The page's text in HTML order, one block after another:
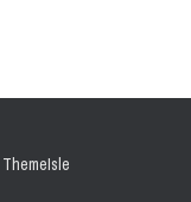
ThemeIsle